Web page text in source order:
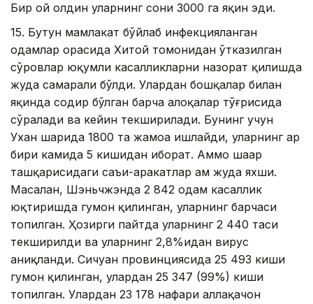
Бир ой олдин уларнинг сони 3000 га яқин эди.
15. Бутун мамлакат бўйлаб инфекцияланган
одамлар орасида Хитой томонидан ўтказилган
сўровлар юқумли касалликларни назорат қилишда
жуда самарали бўлди. Улардан бошқалар билан
яқинда содир бўлган барча алоқалар тўғрисида
сўралади ва кейин текширилади. Бунинг учун
Ухан шаҳрида 1800 та жамоа ишлайди, уларнинг ҳар
бири камида 5 кишидан иборат. Аммо шаҳар
ташқарисидаги саъи-ҳаракатлар ҳам жуда яхши.
Масалан, Шэньчжэнда 2 842 одам касаллик
юқтиришда гумон қилинган, уларнинг барчаси
топилган. Ҳозирги пайтда уларнинг 2 440 таси
текширилди ва уларнинг 2,8%идан вирус
аниқланди. Сичуан провинциясида 25 493 киши
гумон қилинган, улардан 25 347 (99%) киши
топилган. Улардан 23 178 нафари аллақачон